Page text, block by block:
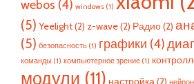
webos (4) windows (1)
(5) Yeelight(2) z-wave(2) Радио(2)
(5) безопасность (1) графики (4)
команды (1) компьютерное зрение (1)
модули (11) настройка (2)